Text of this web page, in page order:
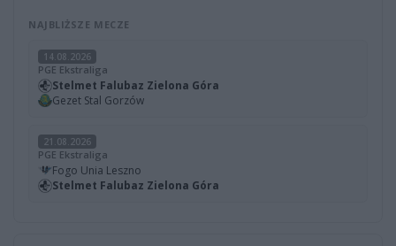
NAJBLIŻSZE MECZE
14.08.2026
PGE Ekstraliga
Stelmet Falubaz Zielona Góra
Gezet Stal Gorzów
21.08.2026
PGE Ekstraliga
Fogo Unia Leszno
Stelmet Falubaz Zielona Góra